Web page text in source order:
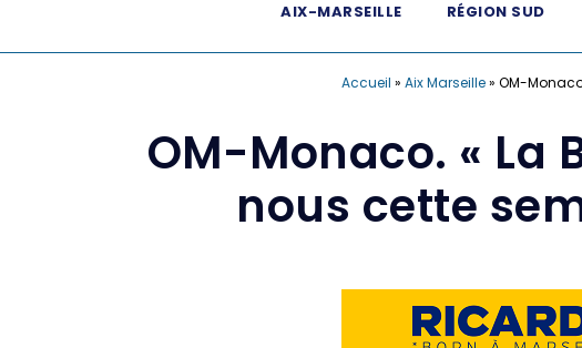
AIX-MARSEILLE RÉGION SUD
Accueil » Aix Marseille» OM-
OM-Monaco. «
nous cette